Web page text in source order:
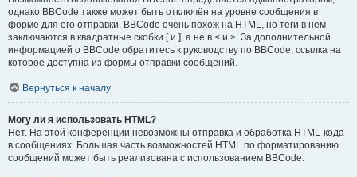
однако BBCode также может быть отключён на уровне сообщения в
форме для его отправки. BBCode очень похож на HTML, но теги в нём
заключаются в квадратные скобки [ и ], а не в < и >. За дополнительной
информацией о BBCode обратитесь к руководству по BBCode, ссылка на
которое доступна из формы отправки сообщений.
Вернуться к началу
Могу ли я использовать HTML?
Нет. На этой конференции невозможны отправка и обработка HTML-кода
в сообщениях. Большая часть возможностей HTML по форматированию
сообщений может быть реализована с использованием BBCode.